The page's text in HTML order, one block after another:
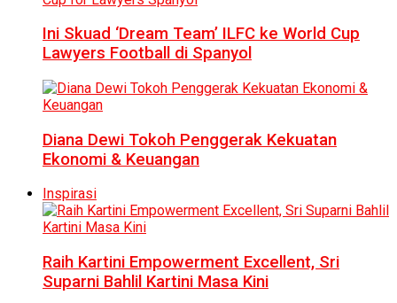
Ini Skuad ‘Dream Team’ ILFC ke World Cup
Lawyers Football di Spanyol
Diana Dewi Tokoh Penggerak Kekuatan
Ekonomi & Keuangan
Inspirasi
Raih Kartini Empowerment Excellent, Sri
Suparni Bahlil Kartini Masa Kini